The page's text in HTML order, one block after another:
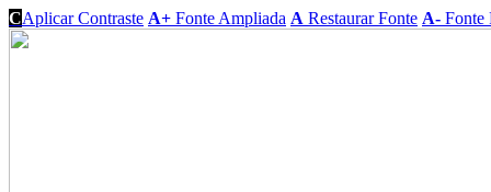
CAplicar Contraste A+ Fonte Ampliada A Restaurar Fonte A- Fonte